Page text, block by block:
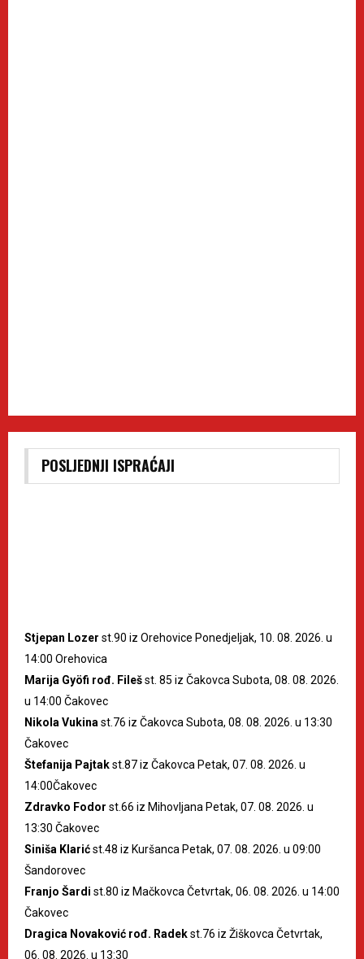
POSLJEDNJI ISPRAĆAJI
Stjepan Lozer st.90 iz Orehovice Ponedjeljak, 10. 08. 2026. u
14:00 Orehovica
Marija Gyöfi rođ. Filešst. 85 iz Čakovca Subota, 08. 08. 2026.
u 14:00 Čakovec
Nikola Vukina st.76 iz Čakovca Subota, 08. 08. 2026. u 13:30
Čakovec
Štefanija Pajtakst.87 iz Čakovca Petak, 07. 08. 2026. u
14:00Čakovec
Zdravko Fodor st.66 iz Mihovljana Petak, 07. 08. 2026. u
13:30 Čakovec
Siniša Klarićst.48 iz Kuršanca Petak, 07. 08. 2026. u 09:00
Šandorovec
Franjo Šardi st.80 iz Mačkovca Četvrtak, 06. 08. 2026. u 14:00
Čakovec
Dragica Novaković rođ. Radekst.76 iz Žiškovca Četvrtak,
06. 08. 2026. u 13:30